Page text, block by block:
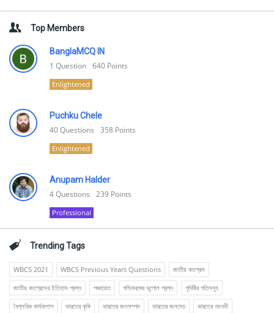
Top Members
BanglaMCQ IN
1 Question 640 Points
Enlightened
Puchku Chele
40Questions 358 Points
Enlightened
Anupam Halder
4Questions 239 Points
Professional
Trending Tags
WBCS 2021 WBCS Previous Years Questions
জাতীয় কংগ্রেস
জাতীয় কংগ্রেসের ইতিহাস প্রশ্ন
পঞ্চায়েত পশ্চিমবঙ্গের ভূগোল প্রশ্ন
পৃথিবীর গতিসমূহ
বৈপ্লবিক কার্যকলাপ
ভারতের কৃষি ভারতের জলসম্পদ ভারতের জলসেচ
ভারতের নদনদী